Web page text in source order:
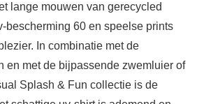
lange mouwen van gerecycled
bescherming 60 en speelse prints
In combinatie met de
en met de bijpassende zwemluier of
Splash & Fun collectie is de